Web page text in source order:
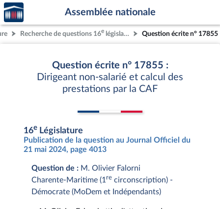
Aller au contenu
Aller en bas de la page
Accèder
à la
page
d'accueil
Assemblée nationale
Recherche de questions 16e législature Question écrite n° 17855
Question écrite n° 17855 :
Dirigeant non-salarié et calcul des
prestations par la CAF
16e Législature
Publication de la question au Journal Officiel du
21 mai 2024, page 4013
Question de : M. Olivier Falorni
Charente-Maritime (1 re circonscription) -
Démocrate (MoDem et Indépendants)